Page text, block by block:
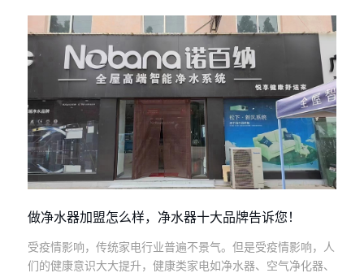
做净水器加盟怎么样，净水器十大品牌告诉您！
受疫情影响，传统家电行业普遍不景气。但是受疫情影响，人
们的健康意识大大提升，健康类家电如净水器、空气净化器、